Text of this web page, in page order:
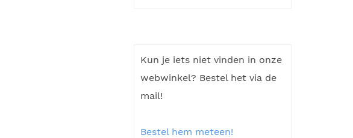
Kun je iets niet vinden in onze
webwinkel? Bestel het via de
mail!
Bestel hem meteen!